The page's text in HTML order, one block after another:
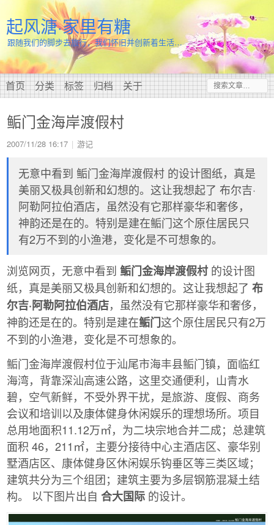
起风溏·家里有糖
跟随我们的脚步去旅行，我们怀旧并创新着生活…
首页 分类 标签 归档 关于
鲘门金海岸渡假村
2007/11/28 16:17 游记
无意中看到 鲘门金海岸渡假村 的设计图纸，真是
美丽又极具创新和幻想的。这让我想起了 布尔吉·
阿勒阿拉伯酒店，虽然没有它那样豪华和奢侈，
神韵还是在的。特别是建在鲘门这个原住居民只
有2万不到的小渔港，变化是不可想象的。
浏览网页，无意中看到 鲘门金海岸渡假村的设计图
纸，真是美丽又极具创新和幻想的。这让我想起了 布
尔吉·阿勒阿拉伯酒店，虽然没有它那样豪华和奢侈，
神韵还是在的。特别是建在鲘门这个原住居民只有2万
不到的小渔港，变化是不可想象的。
鲘门金海岸渡假村位于汕尾市海丰县鲘门镇，面临红
海湾，背靠深汕高速公路，这里交通便利，山青水
碧，空气新鲜，不受外界干扰，是旅游、度假、商务
会议和培训以及康体健身休闲娱乐的理想场所。项目
总用地面积11.12万㎡，为二块宗地合并二成；总建筑
面积 46，211㎡，主要分接待中心主酒店区、豪华别
墅酒店区、康体健身区休闲娱乐钩垂区等三类区域；
建筑共分为三个组团；建筑主要为多层钢筋混凝土结
构。 以下图片出自 合大国际 的设计。